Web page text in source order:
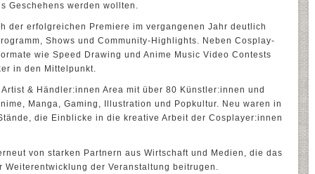
Geschehens werden wollten.
der erfolgreichen Premiere im vergangenen Jahr deutlich
Shows und Community-Highlights. Neben Cosplay-
wie Speed Drawing und Anime Music Video Contests
in den Mittelpunkt.
& Händler:innen Area mit über 80 Künstler:innen und
Manga, Gaming, Illustration und Popkultur. Neu waren in
die Einblicke in die kreative Arbeit der Cosplayer:innen
von starken Partnern aus Wirtschaft und Medien, die das
der Veranstaltung beitrugen.